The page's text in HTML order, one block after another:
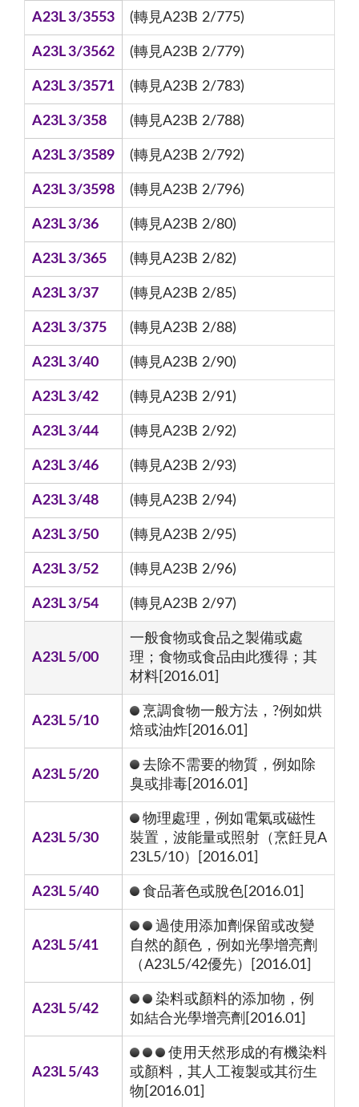
A23L 3/3553 (轉見A23B 2/775)
A23L 3/3562 (轉見A23B 2/779)
A23L 3/3571 (轉見A23B 2/783)
A23L 3/358 (轉見A23B 2/788)
A23L 3/3589 (轉見A23B 2/792)
A23L 3/3598 (轉見A23B 2/796)
A23L 3/36 (轉見A23B 2/80)
A23L 3/365 (轉見A23B 2/82)
A23L 3/37 (轉見A23B 2/85)
A23L 3/375 (轉見A23B 2/88)
A23L 3/40 (轉見A23B 2/90)
A23L 3/42 (轉見A23B 2/91)
A23L 3/44 (轉見A23B 2/92)
A23L 3/46 (轉見A23B 2/93)
A23L 3/48 (轉見A23B 2/94)
A23L 3/50 (轉見A23B 2/95)
A23L 3/52 (轉見A23B 2/96)
A23L 3/54 (轉見A23B 2/97)
A23L 5/00
一般食物或食品之製備或處
理；食物或食品由此獲得；其
材料[2016.01]
A23L 5/10
烹調食物一般方法，?例如烘
焙或油炸[2016.01]
A23L 5/20
去除不需要的物質，例如除
臭或排毒[2016.01]
A23L 5/30
物理處理，例如電氣或磁性
裝置，波能量或照射（烹飪見A
23L5/10）[2016.01]
A23L 5/40 食品著色或脫色[2016.01]
A23L 5/41
過使用添加劑保留或改變
自然的顏色，例如光學增亮劑
（A23L5/42優先）[2016.01]
A23L 5/42
染料或顏料的添加物，例
如結合光學增亮劑[2016.01]
A23L 5/43
使用天然形成的有機染料
或顏料，其人工複製或其衍生
物[2016.01]